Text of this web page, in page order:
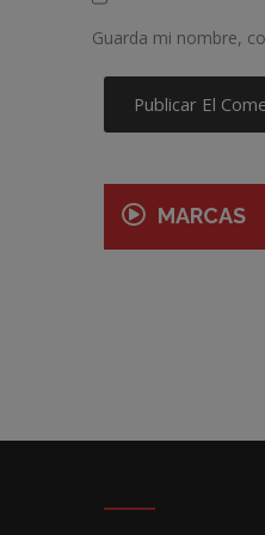
Guarda mi nombre,
MARCAS